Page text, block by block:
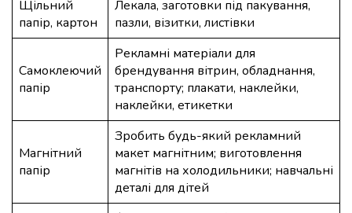
Щільний
папір, картон
Лекала, заготовки під пакування,
пазли, візитки, листівки
Самоклеючий
папір
Рекламні матеріали для
брендування вітрин, обладнання,
транспорту; плакати, наклейки,
наклейки, етикетки
Магнітний
папір
Зробить будь-який рекламний
макет магнітним; виготовлення
магнітів на холодильники; навчальні
деталі для дітей